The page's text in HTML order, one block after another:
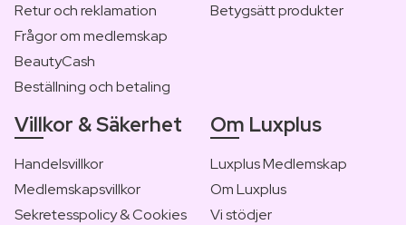
Retur och reklamation
Frågor om medlemskap
BeautyCash
Beställning och betaling
Betygsätt produkter
Villkor & Säkerhet
Handelsvillkor
Medlemskapsvillkor
Sekretesspolicy & Cookies
Om Luxplus
Luxplus Medlemskap
Om Luxplus
Vi stödjer